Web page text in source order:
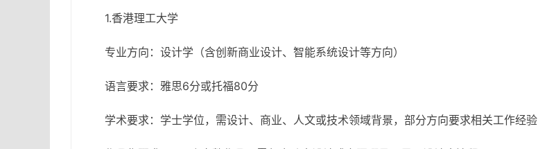
1.香港理工大学
专业方向：设计学（含创新商业设计、智能系统设计等方向）
语言要求：雅思6分或托福80分
学术要求：学士学位，需设计、商业、人文或技术领域背景，部分方向要求相关工作经验